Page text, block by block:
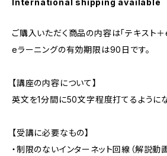
International shipping available
ご購入いただく商品の内容は「テキスト＋
eラーニングの有効期限は90日です。
【講座の内容について】
英文を1分間に50文字程度打てるように
【受講に必要なもの】
・制限のないインターネット回線（解説